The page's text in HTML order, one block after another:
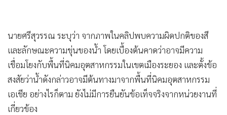
• Gotomanager
นายศรีสุวรรณ ระบุว่า จากภาพในคลิปพบความผิดปกติของสี
และลักษณะความขุ่นของน้ำ โดยเบื้องต้นคาดว่าอาจมีความ
เชื่อมโยงกับพื้นที่นิคมอุตสาหกรรมในเขตเมืองระยอง และตั้งข้อ
สงสัยว่าน้ำดังกล่าวอาจมีต้นทางมาจากพื้นที่นิคมอุตสาหกรรม
เอเชีย อย่างไรก็ตาม ยังไม่มีการยืนยันข้อเท็จจริงจากหน่วยงานที่
เกี่ยวข้อง